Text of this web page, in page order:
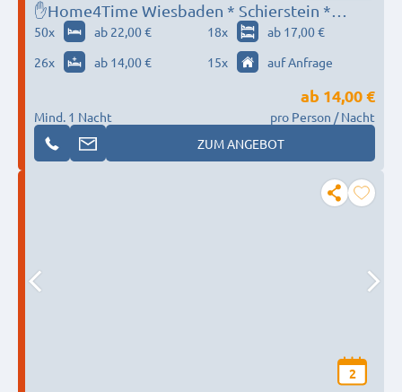
✋Home4Time Wiesbaden * Schierstein *
Bischofsheim * Mainz * Sie suchen, wir finden
✋✋✋
50x ab 22,00 € 18x
ab 17,00 €
26x ab 14,00 € 15x auf Anfrage
Mind. 1 Nacht
ab 14,00 €
pro Person / Nacht
ZUM ANGEBOT
2